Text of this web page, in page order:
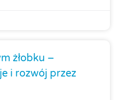
żłobku –
i rozwój przez